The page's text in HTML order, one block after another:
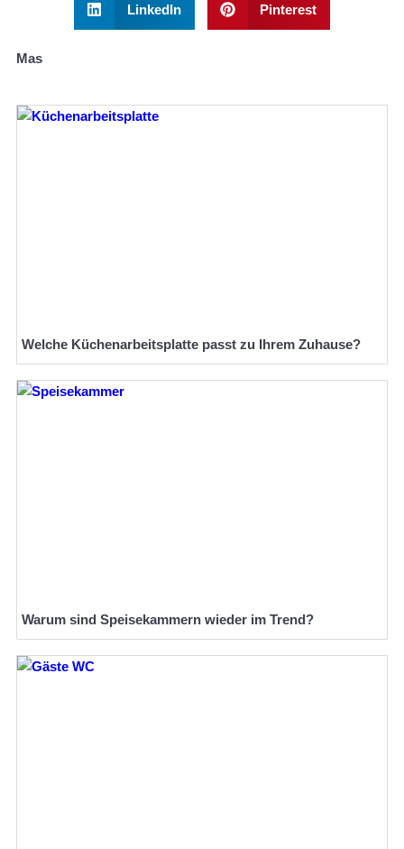
LinkedIn Pinterest
Mas
Welche Küchenarbeitsplatte passt zu Ihrem Zuhause?
Warum sind Speisekammern wieder im Trend?